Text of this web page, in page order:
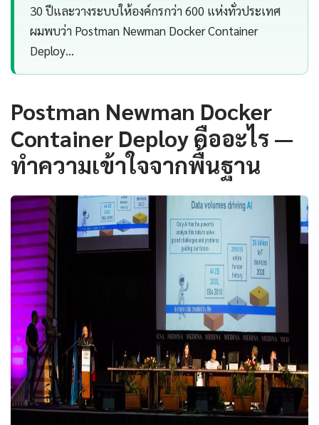
30 ปีและวางระบบให้องค์กรกว่า 600 แห่งทั่วประเทศ
ผมพบว่า Postman Newman Docker Container
Deploy…
Postman Newman Docker
Container Deploy คืออะไร —
ทำความเข้าใจจากพื้นฐาน